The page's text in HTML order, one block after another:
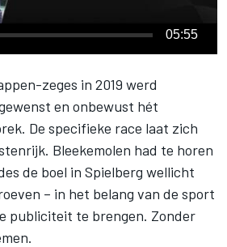
05:55
-zeges in 2019 werd
en onbewust hét
De specifieke race laat zich
Bleekemolen had te horen
de boel in Spielberg wellicht
– in het belang van de sport
publiciteit te brengen. Zonder